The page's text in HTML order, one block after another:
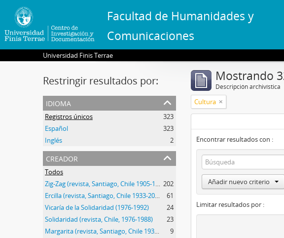
Facultad de Humanidades y
Comunicaciones
Universidad Finis Terrae
Restringir resultados por:
idioma
Registros únicos
323
Español
323
Inglés
2
creador
Todos
Zig-Zag (revista, Santiago, Chile 1905-1964) 202
Ercilla (revista, Santiago, Chile 1933-2015)
61
Vicaría de la Solidaridad (1976-1992)
24
Solidaridad (revista, Chile, 1976-1988)
23
Margarita (revista, Santiago, Chile 1934-1953)
9
Mostrando
Descripción archivística
Cultura
Encontrar resultados con :
Añadir nuevo criterio
Limitar resultados por :